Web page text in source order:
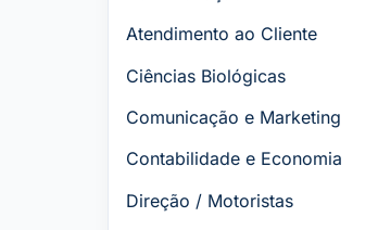
Atendimento ao Cliente
Ciências Biológicas
Comunicação e Marketing
Contabilidade e Economia
Direção / Motoristas